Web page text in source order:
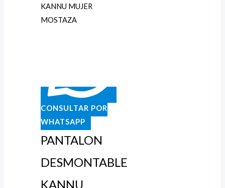
CONSULTAR POR
WHATSAPP
PANTALON
DESMONTABLE
KANNU
$44.900
hasta